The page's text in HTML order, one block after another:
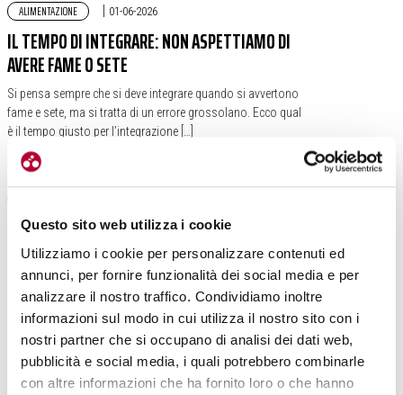
Questo sito web utilizza i cookie
Utilizziamo i cookie per personalizzare contenuti ed
annunci, per fornire funzionalità dei social media e per
analizzare il nostro traffico. Condividiamo inoltre
informazioni sul modo in cui utilizza il nostro sito con i
nostri partner che si occupano di analisi dei dati web,
pubblicità e social media, i quali potrebbero combinarle
con altre informazioni che ha fornito loro o che hanno
ALIMENTAZIONE | 01-06-2026
IL TEMPO DI INTEGRARE: NON ASPETTIAMO DI
AVERE FAME O SETE
Si pensa sempre che si deve integrare quando si avvertono
fame e sete, ma si tratta di un errore grossolano. Ecco qual
è il tempo giusto per l’integrazione […]
#SALUTE
TUTTE LE CATEGORIE DEL MAGAZINE